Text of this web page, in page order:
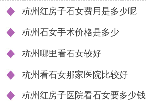
杭州红房子石女费用是多少呢
杭州石女手术价格是多少
杭州哪里看石女较好
杭州看石女那家医院比较好
杭州红房子医院看石女要多少钱